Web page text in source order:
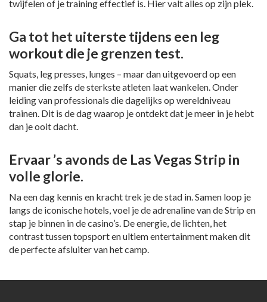
twijfelen of je training effectief is. Hier valt alles op zijn plek.
Ga tot het uiterste tijdens een leg
workout die je grenzen test.
Squats, leg presses, lunges – maar dan uitgevoerd op een
manier die zelfs de sterkste atleten laat wankelen. Onder
leiding van professionals die dagelijks op wereldniveau
trainen. Dit is de dag waarop je ontdekt dat je meer in je hebt
dan je ooit dacht.
Ervaar ’s avonds de Las Vegas Strip in
volle glorie.
Na een dag kennis en kracht trek je de stad in. Samen loop je
langs de iconische hotels, voel je de adrenaline van de Strip en
stap je binnen in de casino’s. De energie, de lichten, het
contrast tussen topsport en ultiem entertainment maken dit
de perfecte afsluiter van het camp.